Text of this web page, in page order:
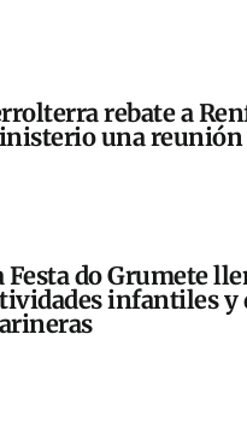
rebate a
una
Festa do Grumete
infantiles y